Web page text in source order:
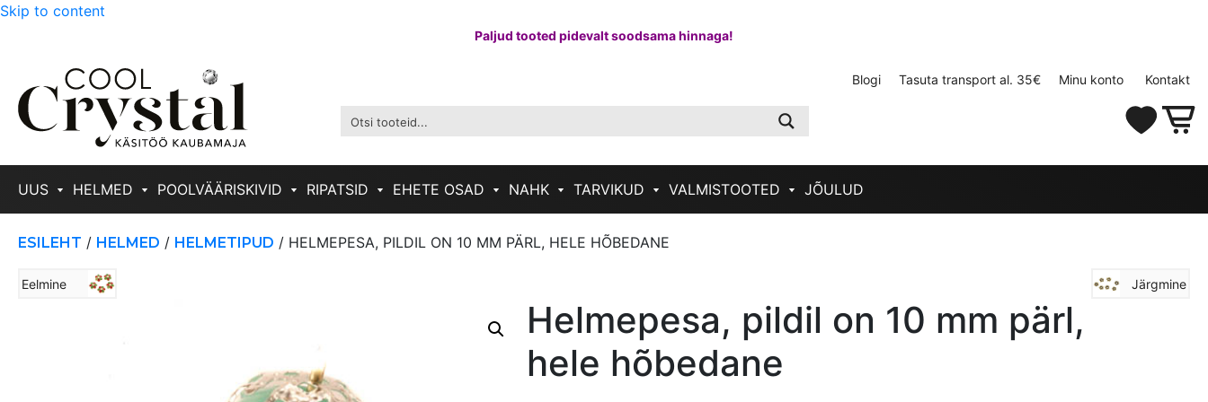
Skip to content
Paljud tooted pidevalt soodsama hinnaga!
Blogi Tasuta transport al. 35€ Minu konto Kontakt
UUS HELMED POOLVÄÄRISKIVID RIPATSID EHETE OSAD NAHK TARVIKUD VALMISTOOTED JÕULUD
ESILEHT / HELMED / HELMETIPUD / HELMEPESA, PILDIL ON 10 MM PÄRL, HELE HÕBEDANE
Eelmine Järgmine
Helmepesa, pildil on 10 mm pärl,
hele hõbedane